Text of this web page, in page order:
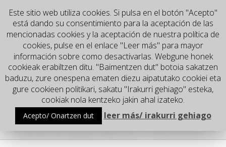
Go to...
#LPI #CEDRO
Este sitio web utiliza cookies. Si pulsa en el botón "Acepto"
está dando su consentimiento para la aceptación de las
mencionadas cookies y la aceptación de nuestra política de
cookies, pulse en el enlace "Leer más" para mayor
información sobre como desactivarlas. Webgune honek
cookieak erabiltzen ditu. "Baimentzen dut" botoia sakatzen
baduzu, zure onespena ematen diezu aipatutako cookiei eta
gure cookieen politikari, sakatu "Irakurri gehiago" esteka,
cookiak nola kentzeko jakin ahal izateko.
Acepto/ Onartzen dut leer más/ irakurri gehiago